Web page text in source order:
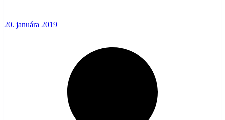
20. januára 2019